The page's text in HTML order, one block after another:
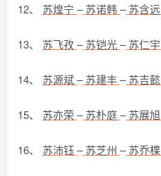
12、 苏煌宁 –苏诺韩–苏含远
13、 苏飞孜–苏铠光–苏仁宇
14、 苏源斌–苏建丰–苏吉懿
15、 苏亦荣 –苏朴庭–苏展旭
16、 苏沛钰–苏芝州 –苏乔棵